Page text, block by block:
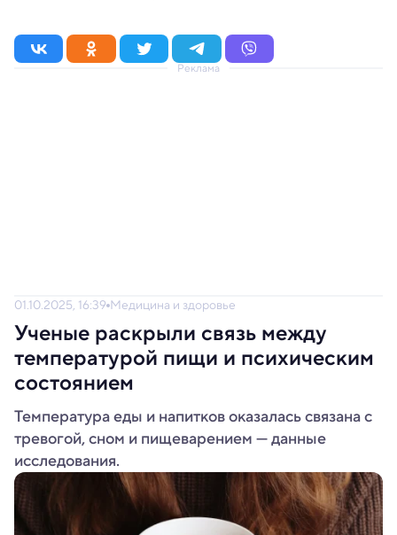
Реклама
01.10.2025, 16:39 Медицина и здоровье
Ученые раскрыли связь между
температурой пищи и психическим
состоянием
Температура еды и напитков оказалась связана с
тревогой, сном и пищеварением — данные
исследования.